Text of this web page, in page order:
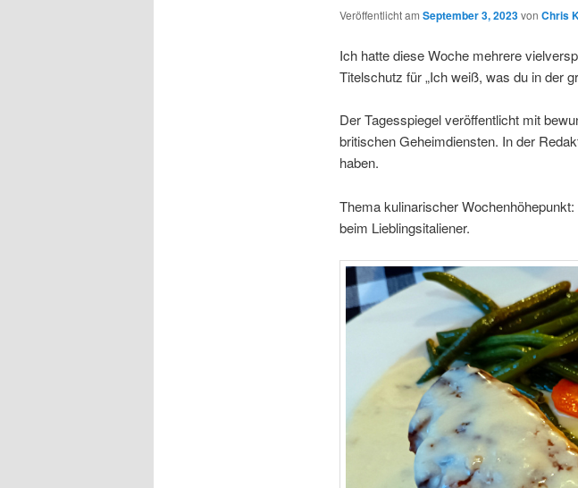
Veröffentlicht am September 3, 2023von Chris
Ich hatte diese Woche mehrere
Titelschutz für „Ich weiß, was du in der
Der Tagesspiegel veröffentlicht mit
britischen Geheimdiensten. In der
haben.
Thema kulinarischer
beim Lieblingsitaliener.